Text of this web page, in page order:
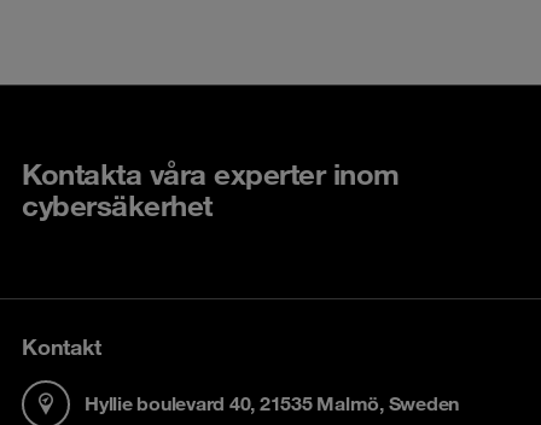
Kontakta våra experter inom
cybersäkerhet
Kontakt
Hyllie boulevard 40, 21535 Malmö, Sweden